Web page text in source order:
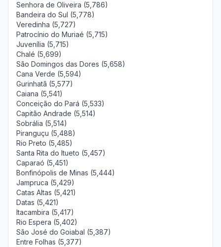
Senhora de Oliveira (5,786)
Bandeira do Sul (5,778)
Veredinha (5,727)
Patrocínio do Muriaé (5,715)
Juvenília (5,715)
Chalé (5,699)
São Domingos das Dores (5,658)
Cana Verde (5,594)
Gurinhatã (5,577)
Caiana (5,541)
Conceição do Pará (5,533)
Capitão Andrade (5,514)
Sobrália (5,514)
Piranguçu (5,488)
Rio Preto (5,485)
Santa Rita do Itueto (5,457)
Caparaó (5,451)
Bonfinópolis de Minas (5,444)
Jampruca (5,429)
Catas Altas (5,421)
Datas (5,421)
Itacambira (5,417)
Rio Espera (5,402)
São José do Goiabal (5,387)
Entre Folhas (5,377)